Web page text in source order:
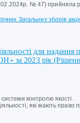
№ 47) прийняла
Загальних зборів
для надання
за 2023 рік
контролю якості.
які мають право